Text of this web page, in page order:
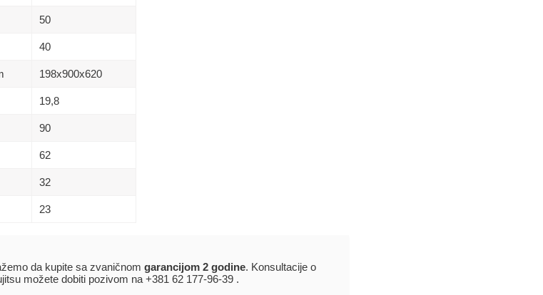
50
40
198x900x620
19,8
90
62
32
23
da kupite sa zvaničnom garancijom 2 godine. Konsultacije o
možete dobiti pozivom na +381 62 177-96-39 .